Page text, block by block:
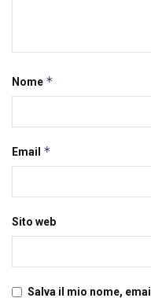
Nome *
Email *
Sito web
Salva il mio nome,